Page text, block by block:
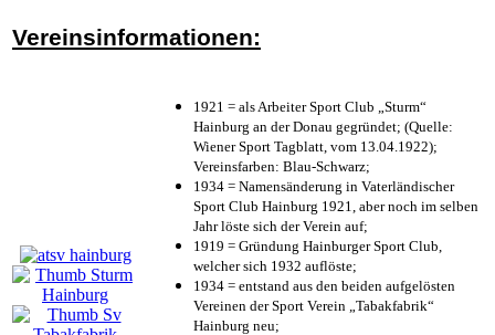
Vereinsinformationen:
1921 = als Arbeiter Sport Club „Sturm“
Hainburg an der Donau gegründet; (Quelle:
Wiener Sport Tagblatt, vom 13.04.1922);
Vereinsfarben: Blau-Schwarz;
1934 = Namensänderung in Vaterländischer
Sport Club Hainburg 1921, aber noch im selben
Jahr löste sich der Verein auf;
1919 = Gründung Hainburger Sport Club,
welcher sich 1932 auflöste;
1934 = entstand aus den beiden aufgelösten
Vereinen der Sport Verein „Tabakfabrik“
Hainburg neu;